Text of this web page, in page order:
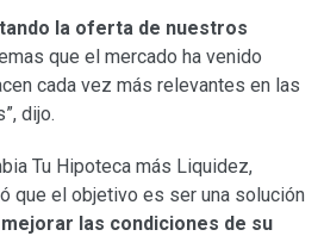
la oferta de nuestros
que el mercado ha venido
cada vez más relevantes en las
dijo.
Tu Hipoteca más Liquidez,
que el objetivo es ser una solución
las condiciones de su